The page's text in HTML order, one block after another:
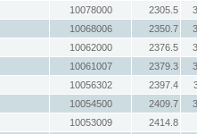
10078000 2305.5
10068006 2350.7
10062000 2376.5
10061007 2379.3
10056302 2397.4
10054500 2409.7
10053009
2414.8